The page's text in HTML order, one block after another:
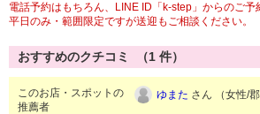
電話予約はもちろん、LINE ID「k-step」からのご予
平日のみ・範囲限定ですが送迎もご相談ください。
おすすめのクチコミ （1 件）
このお店・スポットの
推薦者
ゆまた さん （女性/